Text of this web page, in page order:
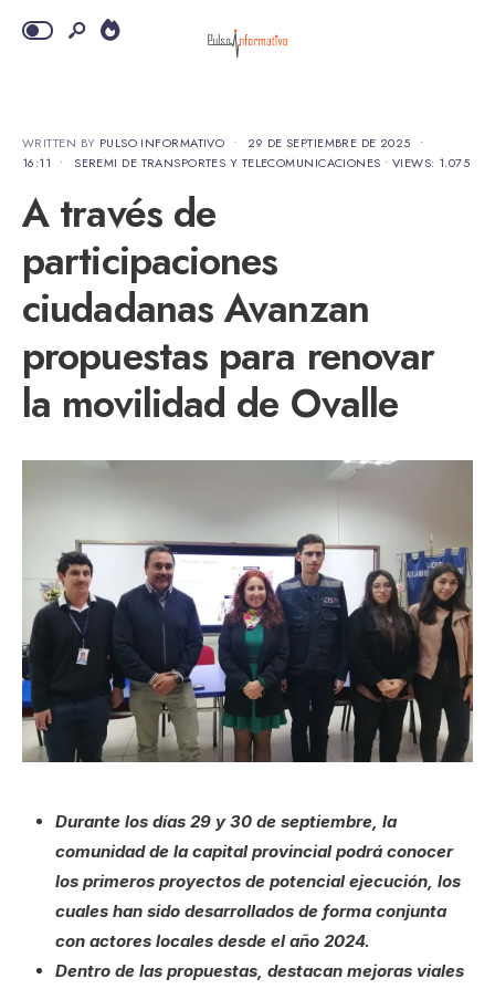
WRITTEN BY PULSO INFORMATIVO • 29 DE SEPTIEMBRE DE 2025
•
16:11
• SEREMI DE TRANSPORTES Y TELECOMUNICACIONES • VIEWS: 1.075
A través de
participaciones
ciudadanas Avanzan
propuestas para renovar
la movilidad de Ovalle
Durante los días 29 y 30 de septiembre, la
comunidad de la capital provincial podrá conocer
los primeros proyectos de potencial ejecución, los
cuales han sido desarrollados de forma conjunta
con actores locales desde el año 2024.
Dentro de las propuestas, destacan mejoras viales